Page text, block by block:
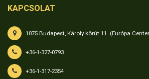
KAPCSOLAT
1075 Budapest, Károly körút 11. (Európa
+36-1-327-0793
+36-1-317-2354